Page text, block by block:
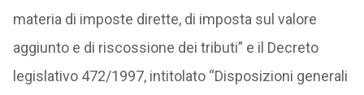
materia di imposte dirette, di imposta sul valore
aggiunto e di riscossione dei tributi” e il Decreto
legislativo 472/1997, intitolato “Disposizioni generali